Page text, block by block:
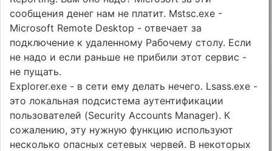
сообщения денег нам не платит. Mstsc.exe -
Microsoft Remote Desktop - отвечает за
подключение к удаленному Рабочему столу. Если
не надо и если раньше не прибили этот сервис -
не пущать.
Explorer.exe - в сети ему делать нечего. Lsass.exe -
это локальная подсистема аутентификации
пользователей (Security Accounts Manager). К
сожалению, эту нужную функцию используют
несколько опасных сетевых червей. В некоторых